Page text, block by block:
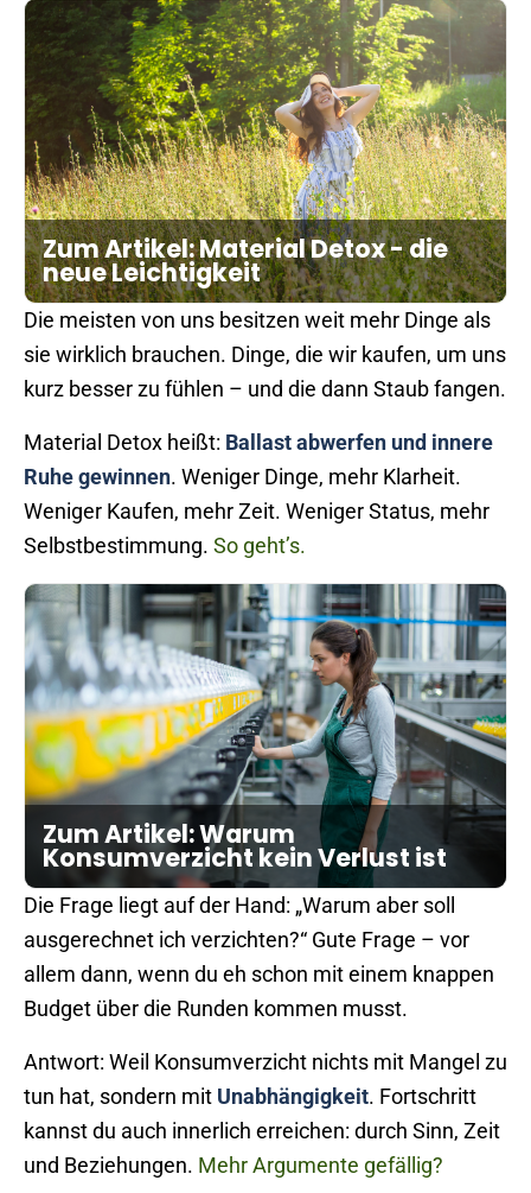
Zum Artikel: Material Detox - die
neue Leichtigkeit
Die meisten von uns besitzen weit mehr Dinge als
sie wirklich brauchen. Dinge, die wir kaufen, um uns
kurz besser zu fühlen – und die dann Staub fangen.
Material Detox heißt: Ballast abwerfen und innere
Ruhe gewinnen. Weniger Dinge, mehr Klarheit.
Weniger Kaufen, mehr Zeit. Weniger Status, mehr
Selbstbestimmung. So geht’s.
Zum Artikel: Warum
Konsumverzicht kein Verlust ist
Die Frage liegt auf der Hand: „Warum aber soll
ausgerechnet ich verzichten?“ Gute Frage – vor
allem dann, wenn du eh schon mit einem knappen
Budget über die Runden kommen musst.
Antwort: Weil Konsumverzicht nichts mit Mangel zu
tun hat, sondern mit Unabhängigkeit. Fortschritt
kannst du auch innerlich erreichen: durch Sinn, Zeit
und Beziehungen. Mehr Argumente gefällig?